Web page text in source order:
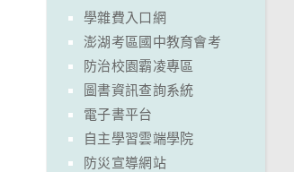
學雜費入口網
澎湖考區國中教育會考
防治校園霸凌專區
圖書資訊查詢系統
電子書平台
自主學習雲端學院
防災宣導網站